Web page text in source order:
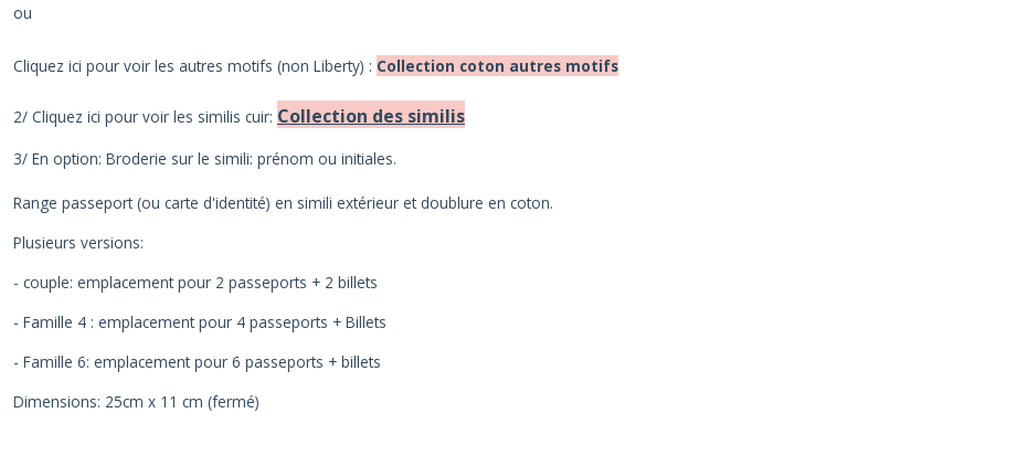
ou
Cliquez ici pour voir les autres motifs (non Liberty) : Collection coton autres motifs
2/ Cliquez ici pour voir les similis cuir: Collection des similis
3/ En option: Broderie sur le simili: prénom ou initiales.
Range passeport (ou carte d'identité) en simili extérieur et doublure en coton.
Plusieurs versions:
- couple: emplacement pour 2 passeports + 2 billets
- Famille 4 : emplacement pour 4 passeports + Billets
- Famille 6: emplacement pour 6 passeports + billets
Dimensions: 25cm x 11 cm (fermé)